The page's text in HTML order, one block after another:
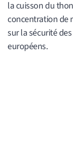
la cuisson du
concentration de
sur la sécurité
européens.